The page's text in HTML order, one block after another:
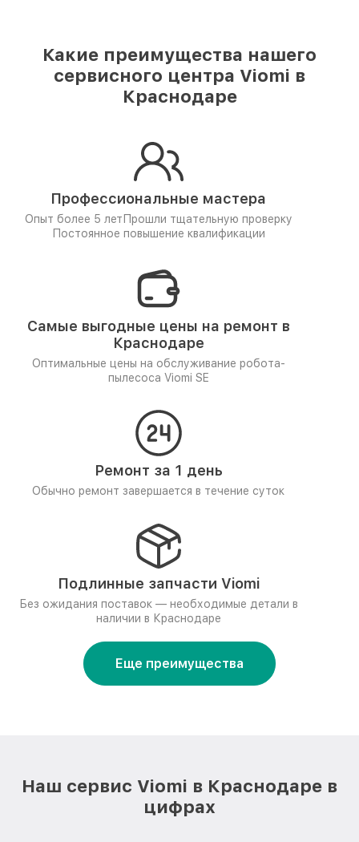
Какие преимущества нашего
сервисного центра Viomi в
Краснодаре
Профессиональные мастера
Опыт более 5 лет Прошли тщательную проверку
Постоянное повышение квалификации
Самые выгодные цены на ремонт в
Краснодаре
Оптимальные цены на обслуживание робота-
пылесоса Viomi SE
Ремонт за 1 день
Обычно ремонт завершается в течение суток
Подлинные запчасти Viomi
Без ожидания поставок — необходимые детали в
наличии в Краснодаре
Еще преимущества
Наш сервис Viomi в Краснодаре в
цифрах